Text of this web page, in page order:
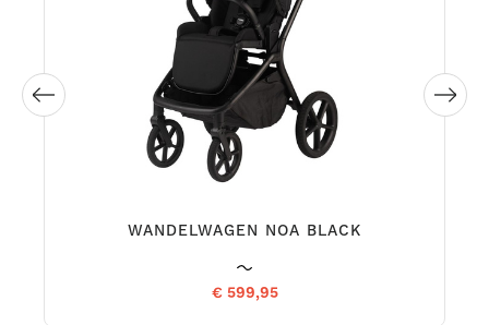
WANDELWAGEN NOA CHOCOLATE
€ 599,95